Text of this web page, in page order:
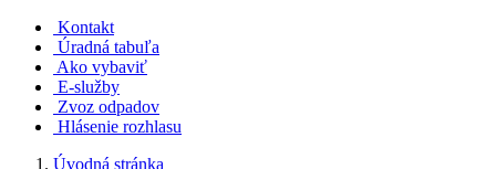
Kontakt
Úradná tabuľa
Ako vybaviť
E-služby
Zvoz odpadov
Hlásenie rozhlasu
Úvodná stránka